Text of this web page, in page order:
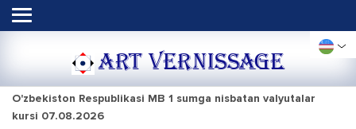
ART VERNISSAGE
O'zbekiston Respublikasi MB 1 sumga nisbatan valyutalar
kursi 07.08.2026